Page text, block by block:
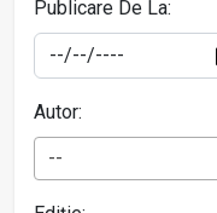
Publicare De La:
Autor:
--